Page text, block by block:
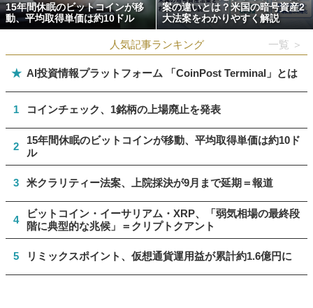
15年間休眠のビットコインが移
動、平均取得単価は約10ドル
案の違いとは？米国の暗号資産2
大法案をわかりやすく解説
人気記事ランキング 一覧 ＞
★ AI投資情報プラットフォーム 「CoinPost Terminal」とは
1 コインチェック、1銘柄の上場廃止を発表
2
15年間休眠のビットコインが移動、平均取得単価は約10ド
ル
3 米クラリティー法案、上院採決が9月まで延期＝報道
4
ビットコイン・イーサリアム・XRP、「弱気相場の最終段
階に典型的な兆候」＝クリプトクアント
5 リミックスポイント、仮想通貨運用益が累計約1.6億円に